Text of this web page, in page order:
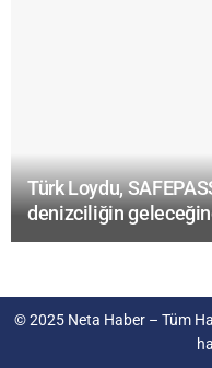
Türk Loydu,
denizciliğin
© 2025 Neta Haber – Tüm